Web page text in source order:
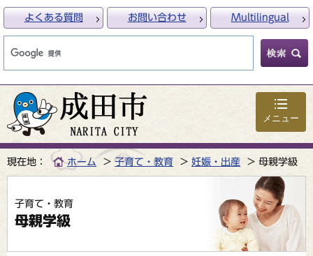
メニュー
よくある質問 お問い合わせ Multilingual
現在地： ホーム 子育て・教育 妊娠・出産 母親学級
子育て・教育
母親学級